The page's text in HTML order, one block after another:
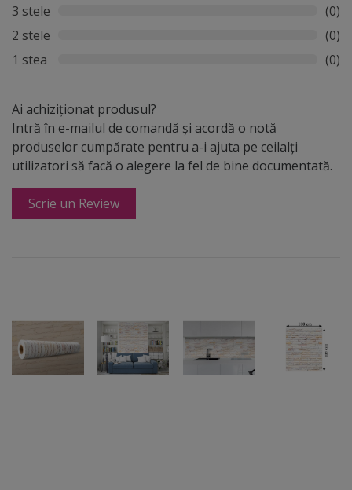
3 stele
(0)
2 stele
(0)
1 stea
(0)
Ai achiziționat produsul?
Intră în e-mailul de comandă și acordă o notă
produselor cumpărate pentru a-i ajuta pe ceilalți
utilizatori să facă o alegere la fel de bine documentată.
Scrie un Review